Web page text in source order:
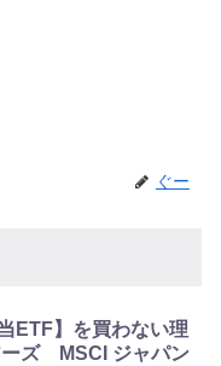
ぐー
ETF】を買わない理
ーズ MSCI ジャパン